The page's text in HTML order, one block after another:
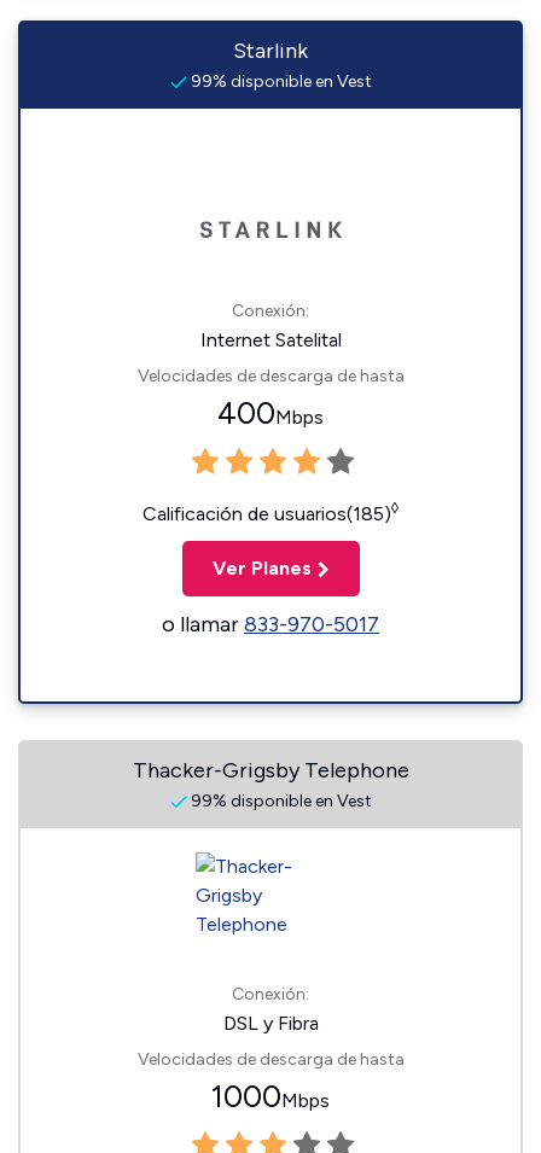
Starlink
99% disponible en Vest
Conexión:
Internet Satelital
Velocidades de descarga de hasta
400Mbps
Calificación de usuarios(185)◊
Ver Planes
o llamar833-970-5017
Thacker-Grigsby Telephone
99% disponible en Vest
Conexión:
DSL y Fibra
Velocidades de descarga de hasta
1000Mbps